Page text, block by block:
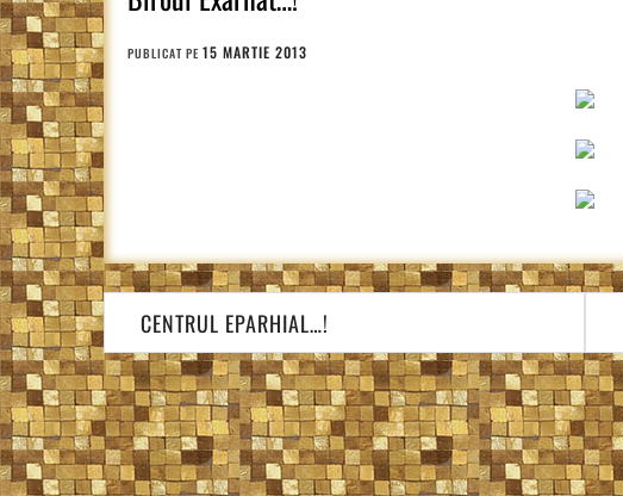
PUBLICAT PE 15 MARTIE 2013
Navigare
în
articole
CENTRUL EPARHIAL…!